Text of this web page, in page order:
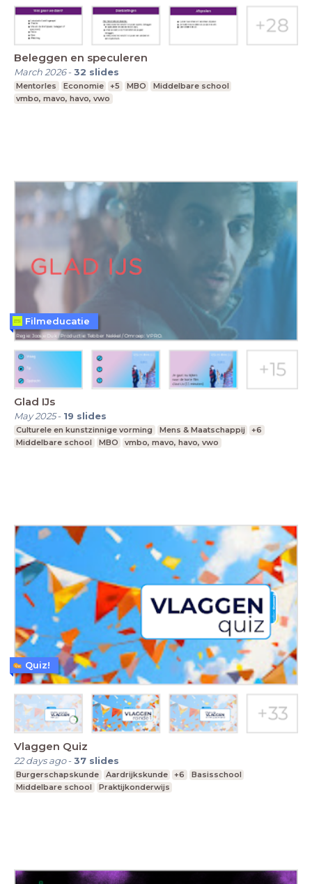
Beleggen en speculeren
March 2026-32 slides
Mentorles Economie +5 MBO
Middelbare school
vmbo, mavo, havo, vwo
Glad IJs
May 2025- 19 slides
Culturele en kunstzinnige vorming Mens & Maatschappij
+6
Middelbare school
MBO vmbo, mavo, havo, vwo
Filmeducatie
Vlaggen Quiz
22 days ago-37 slides
Burgerschapskunde Aardrijkskunde +6
Basisschool
Middelbare school
Praktijkonderwijs
Quiz!